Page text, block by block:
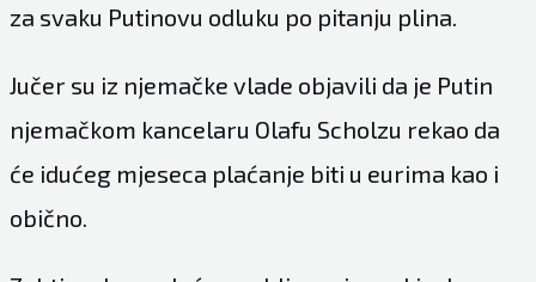
za svaku Putinovu odluku po pitanju plina.
Jučer su iz njemačke vlade objavili da je Putin
njemačkom kancelaru Olafu Scholzu rekao da
će idućeg mjeseca plaćanje biti u eurima kao i
obično.